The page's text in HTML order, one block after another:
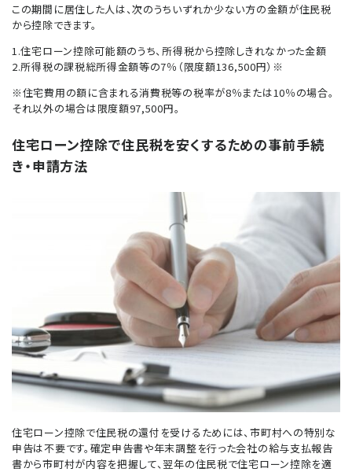
この期間に居住した人は、次のうちいずれか少ない方の金額が住民税
から控除できます。
1.住宅ローン控除可能額のうち、所得税から控除しきれなかった金額
2.所得税の課税総所得金額等の7％（限度額136,500円）※
※住宅費用の額に含まれる消費税等の税率が8％または10％の場合。
それ以外の場合は限度額97,500円。
住宅ローン控除で住民税を安くするための事前手続
き・申請方法
住宅ローン控除で住民税の還付を受けるためには、市町村への特別な
申告は不要です。確定申告書や年末調整を行った会社の給与支払報告
書から市町村が内容を把握して、翌年の住民税で住宅ローン控除を適